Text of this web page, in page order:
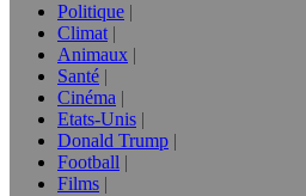
Politique
Climat
Animaux
Santé
Cinéma
Etats-Unis
Donald Trump
Football
Films